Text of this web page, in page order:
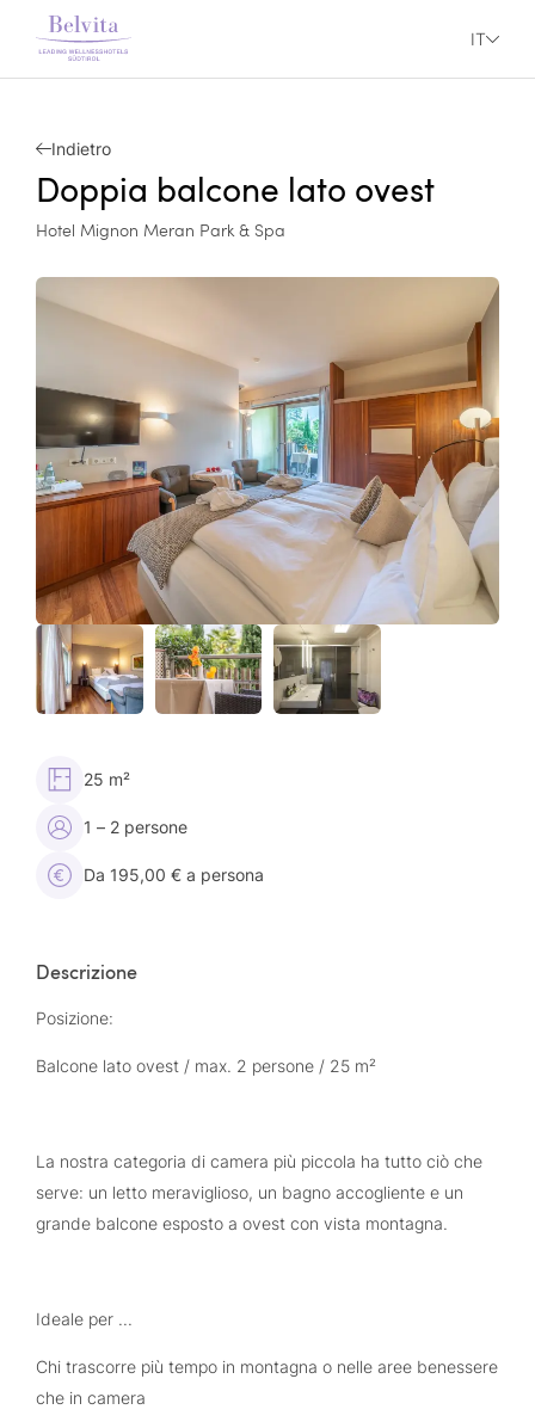
IT
Indietro
Doppia balcone lato ovest
Hotel Mignon Meran Park & Spa
25 m²
1 – 2 persone
Da 195,00 € a persona
Descrizione
Posizione:
Balcone lato ovest / max. 2 persone / 25 m²
La nostra categoria di camera più piccola ha tutto ciò che
serve: un letto meraviglioso, un bagno accogliente e un
grande balcone esposto a ovest con vista montagna.
Ideale per ...
Chi trascorre più tempo in montagna o nelle aree benessere
che in camera